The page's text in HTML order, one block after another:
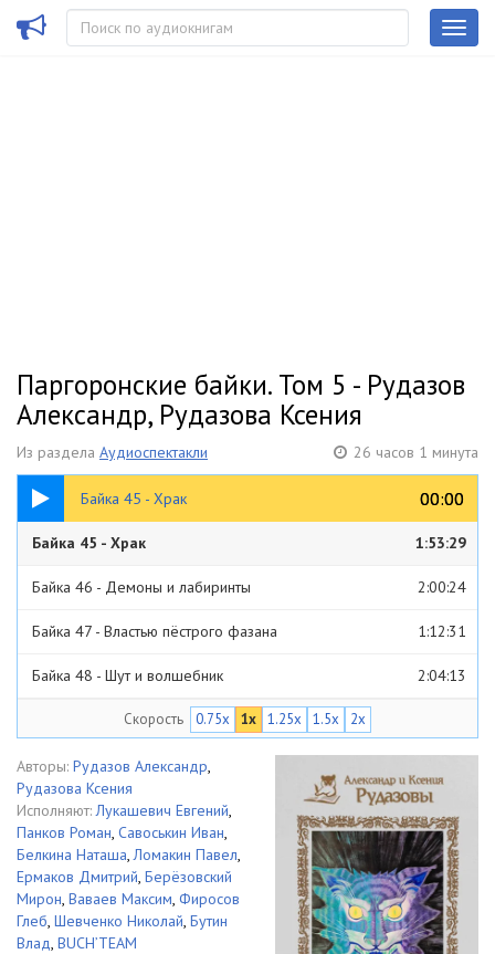
Паргоронские байки. Том 5 - Рудазов
Александр, Рудазова Ксения
Из раздела Аудиоспектакли 26 часов 1 минута
Байка 45 - Храк 00:00
00:00
1:53:29
Байка 45 - Храк 1:53:29
Байка 46 - Демоны и лабиринты 2:00:24
Байка 47 - Властью пёстрого фазана 1:12:31
Байка 48 - Шут и волшебник 2:04:13
Байка 49 - Дюжина и один
Байка 50 - Как Астрид на свет появилась
Байка 51 - Дикая попойка 1:51:01
Байка 52 - Похищение Хальтрекарока 2:53:58
Байка 53 - Сущности в виде гномиков 43:04
Байка 54 - Последний нактархим 4:46:17
Скорость 0.75x 1x 1.25x 1.5x 2x
Авторы: Рудазов Александр,
Рудазова Ксения
Исполняют: Лукашевич Евгений,
Панков Роман, Савоськин Иван,
Белкина Наташа,Ломакин Павел,
Ермаков Дмитрий, Берёзовский
Мирон, Ваваев Максим, Фиросов
Глеб, Шевченко Николай, Бутин
Влад, BUCH’TEAM